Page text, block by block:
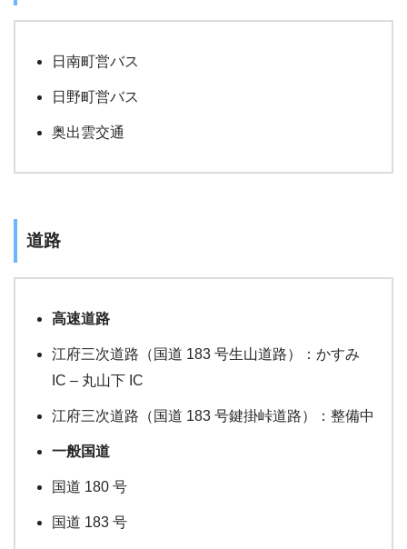
日南町営バス
日野町営バス
奥出雲交通
道路
高速道路
江府三次道路（国道 183 号生山道路）：かすみ
IC – 丸山下 IC
江府三次道路（国道 183 号鍵掛峠道路）：整備中
一般国道
国道 180 号
国道 183 号